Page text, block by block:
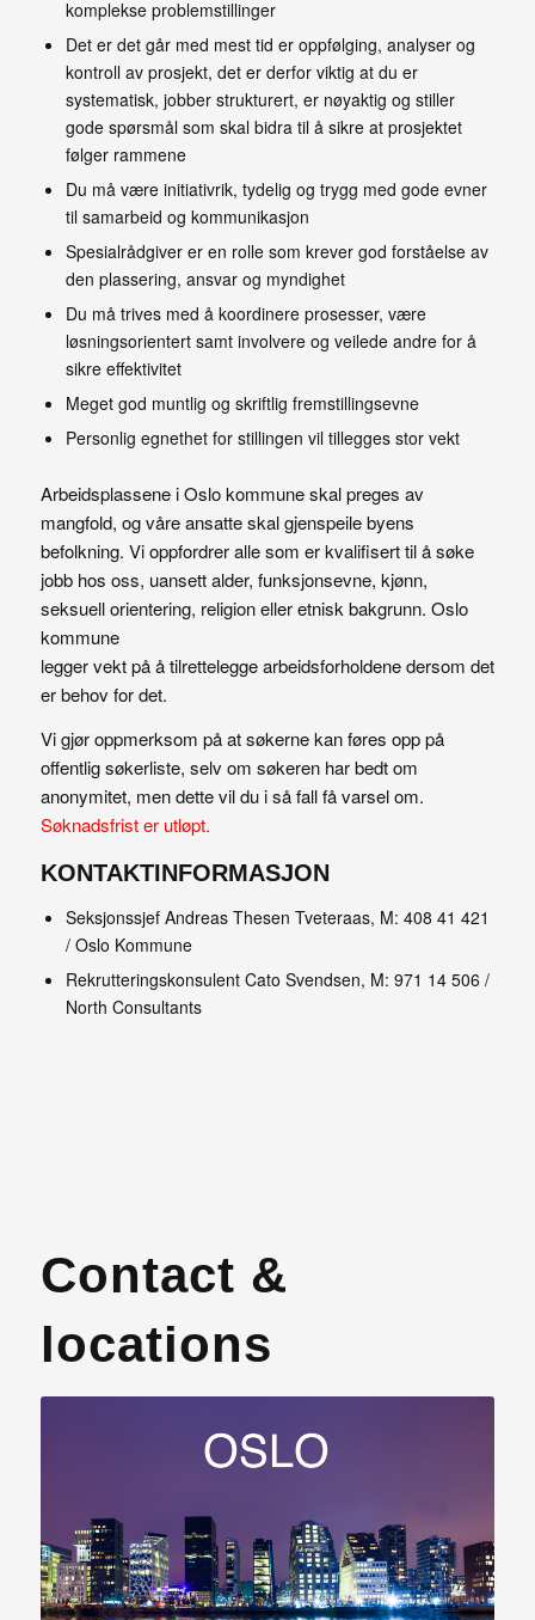
komplekse problemstillinger
Det er det går med mest tid er oppfølging, analyser og
kontroll av prosjekt, det er derfor viktig at du er
systematisk, jobber strukturert, er nøyaktig og stiller
gode spørsmål som skal bidra til å sikre at prosjektet
følger rammene
Du må være initiativrik, tydelig og trygg med gode evner
til samarbeid og kommunikasjon
Spesialrådgiver er en rolle som krever god forståelse av
den plassering, ansvar og myndighet
Du må trives med å koordinere prosesser, være
løsningsorientert samt involvere og veilede andre for å
sikre effektivitet
Meget god muntlig og skriftlig fremstillingsevne
Personlig egnethet for stillingen vil tillegges stor vekt
Arbeidsplassene i Oslo kommune skal preges av
mangfold, og våre ansatte skal gjenspeile byens
befolkning. Vi oppfordrer alle som er kvalifisert til å søke
jobb hos oss, uansett alder, funksjonsevne, kjønn,
seksuell orientering, religion eller etnisk bakgrunn. Oslo
kommune
legger vekt på å tilrettelegge arbeidsforholdene dersom det
er behov for det.
Vi gjør oppmerksom på at søkerne kan føres opp på
offentlig søkerliste, selv om søkeren har bedt om
anonymitet, men dette vil du i så fall få varsel om.
Søknadsfrist er utløpt.
KONTAKTINFORMASJON
Seksjonssjef Andreas Thesen Tveteraas, M: 408 41 421
/ Oslo Kommune
Rekrutteringskonsulent Cato Svendsen, M: 971 14 506 /
North Consultants
Contact &
locations